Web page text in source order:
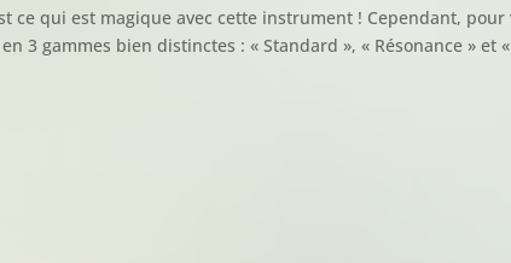
ce qui est magique avec cette instrument ! Cependant,
3 gammes bien distinctes : « Standard », « Résonance » et